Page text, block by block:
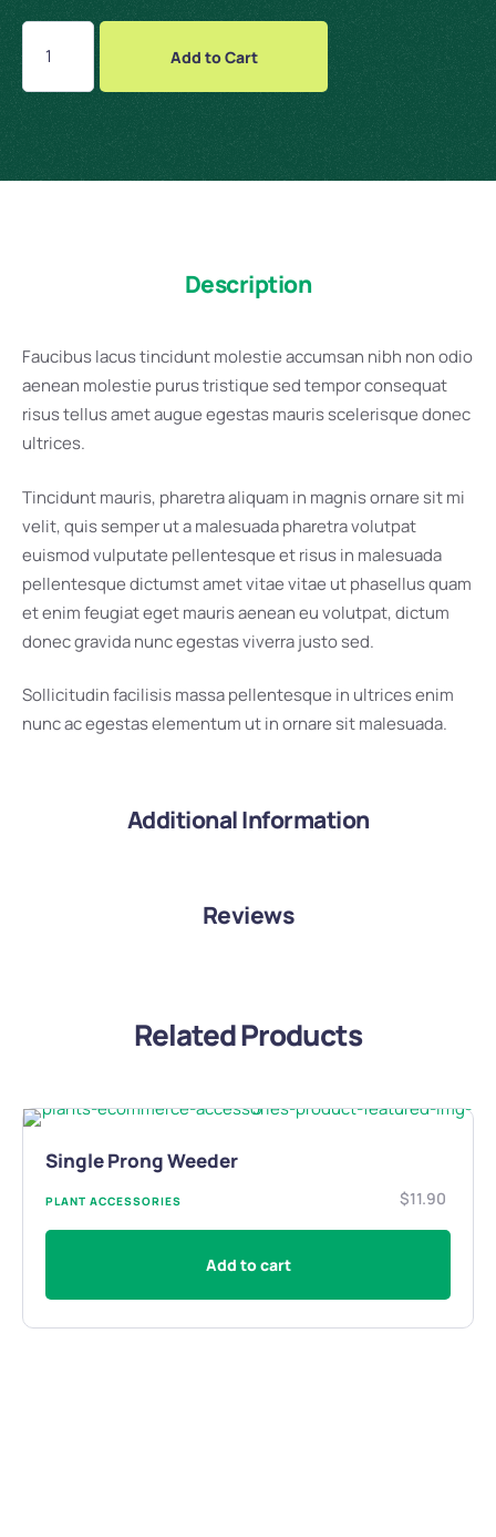
Add to Cart
Description
Faucibus lacus tincidunt molestie accumsan nibh non odio
aenean molestie purus tristique sed tempor consequat
risus tellus amet augue egestas mauris scelerisque donec
ultrices.
Tincidunt mauris, pharetra aliquam in magnis ornare sit mi
velit, quis semper ut a malesuada pharetra volutpat
euismod vulputate pellentesque et risus in malesuada
pellentesque dictumst amet vitae vitae ut phasellus quam
et enim feugiat eget mauris aenean eu volutpat, dictum
donec gravida nunc egestas viverra justo sed.
Sollicitudin facilisis massa pellentesque in ultrices enim
nunc ac egestas elementum ut in ornare sit malesuada.
Additional Information
Reviews
Related Products
Single Prong Weeder
PLANT ACCESSORIES $11.90
Add to cart